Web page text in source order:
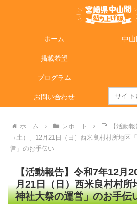
ホーム 中山
掲載希望
プログラム
お問い合わせ
Search
for:
ホーム レポート
【活動
（土）、12月21日（日）西米良村村所地区
営」のお手伝い
【活動報告】令和7年12月
月21日（日）西米良村村所
神社大祭の運営」のお手伝